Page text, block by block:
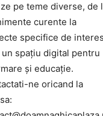
pe teme diverse, de
curente la
specifice de
un spațiu digital pentru
și educație.
ne oricand la